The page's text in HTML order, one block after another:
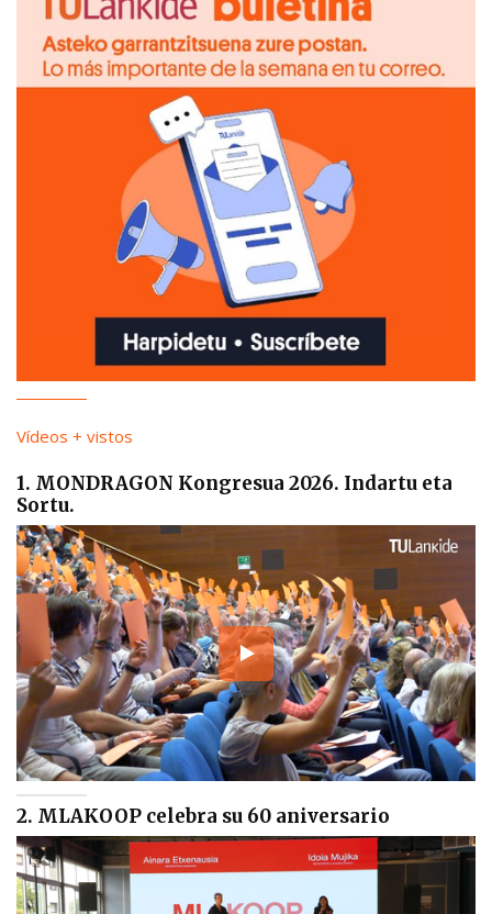
Vídeos + vistos
1. MONDRAGON Kongresua 2026. Indartu eta
Sortu.
2. MLAKOOP celebra su 60 aniversario